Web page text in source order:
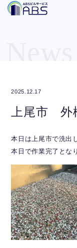
2025.12.17
上尾市 外
本日は上尾市で洗出
本日で作業完了とな